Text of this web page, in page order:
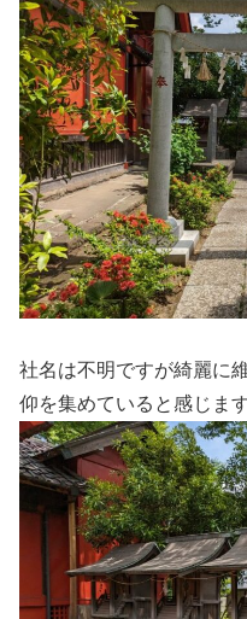
社名は不明ですが綺麗に
仰を集めていると感じます